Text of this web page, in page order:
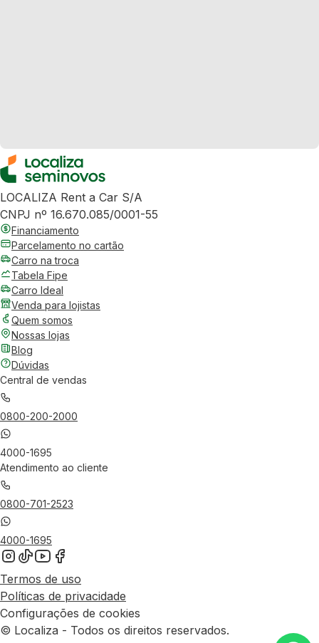
LOCALIZA Rent a Car S/A
CNPJ nº 16.670.085/0001-55
Financiamento
Parcelamento no cartão
Carro na troca
Tabela Fipe
Carro Ideal
Venda para lojistas
Quem somos
Nossas lojas
Blog
Dúvidas
Central de vendas
0800-200-2000
4000-1695
Atendimento ao cliente
0800-701-2523
4000-1695
Termos de uso
Políticas de privacidade
Configurações de cookies
© Localiza - Todos os direitos reservados.